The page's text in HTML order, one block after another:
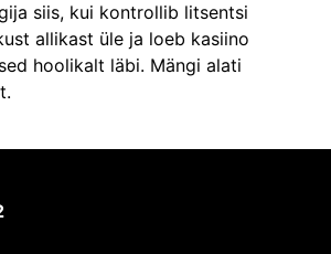
siis, kui kontrollib litsentsi
allikast üle ja loeb kasiino
hoolikalt läbi. Mängi alati